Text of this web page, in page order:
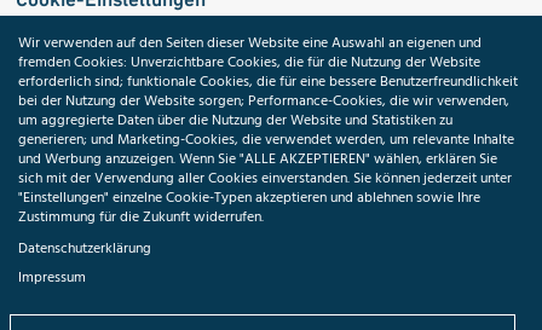
Medizininformatik-Initiative
ToolPool Gesundheitsforschung
Folgen Sie uns:
Wir verwenden auf den Seiten dieser Website eine Auswahl an eigenen und
fremden Cookies: Unverzichtbare Cookies, die für die Nutzung der Website
erforderlich sind; funktionale Cookies, die für eine bessere Benutzerfreundlichkeit
bei der Nutzung der Website sorgen; Performance-Cookies, die wir verwenden,
um aggregierte Daten über die Nutzung der Website und Statistiken zu
generieren; und Marketing-Cookies, die verwendet werden, um relevante Inhalte
und Werbung anzuzeigen. Wenn Sie "ALLE AKZEPTIEREN" wählen, erklären Sie
sich mit der Verwendung aller Cookies einverstanden. Sie können jederzeit unter
"Einstellungen" einzelne Cookie-Typen akzeptieren und ablehnen sowie Ihre
Zustimmung für die Zukunft widerrufen.
Datenschutzerklärung
Impressum